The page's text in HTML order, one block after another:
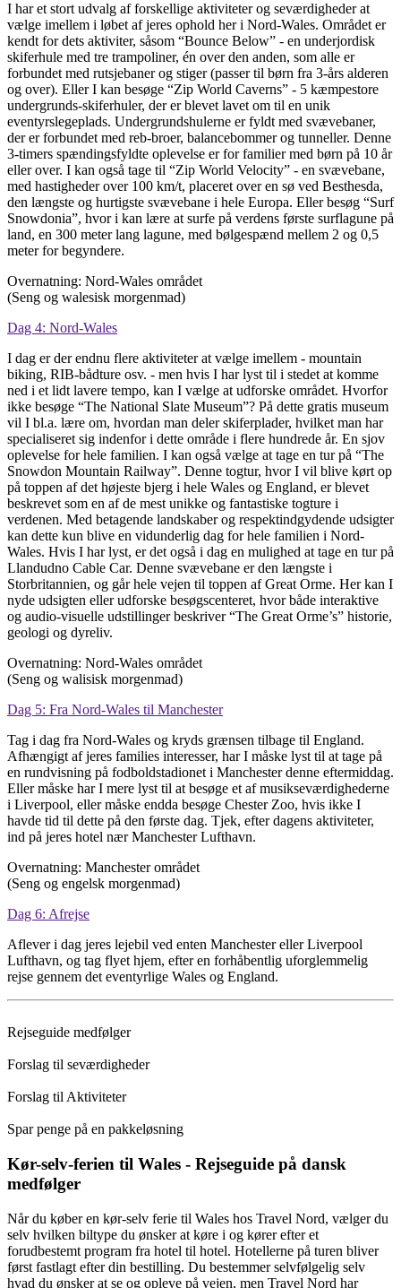
I har et stort udvalg af forskellige aktiviteter og seværdigheder at
vælge imellem i løbet af jeres ophold her i Nord-Wales. Området er
kendt for dets aktiviter, såsom “Bounce Below” - en underjordisk
skiferhule med tre trampoliner, én over den anden, som alle er
forbundet med rutsjebaner og stiger (passer til børn fra 3-års alderen
og over). Eller I kan besøge “Zip World Caverns” - 5 kæmpestore
undergrunds-skiferhuler, der er blevet lavet om til en unik
eventyrslegeplads. Undergrundshulerne er fyldt med svævebaner,
der er forbundet med reb-broer, balancebommer og tunneller. Denne
3-timers spændingsfyldte oplevelse er for familier med børn på 10 år
eller over. I kan også tage til “Zip World Velocity” - en svævebane,
med hastigheder over 100 km/t, placeret over en sø ved Besthesda,
den længste og hurtigste svævebane i hele Europa. Eller besøg “Surf
Snowdonia”, hvor i kan lære at surfe på verdens første surflagune på
land, en 300 meter lang lagune, med bølgespænd mellem 2 og 0,5
meter for begyndere.
Overnatning: Nord-Wales området
(Seng og walesisk morgenmad)
Dag 4: Nord-Wales
I dag er der endnu flere aktiviteter at vælge imellem - mountain
biking, RIB-bådture osv. - men hvis I har lyst til i stedet at komme
ned i et lidt lavere tempo, kan I vælge at udforske området. Hvorfor
ikke besøge “The National Slate Museum”? På dette gratis museum
vil I bl.a. lære om, hvordan man deler skiferplader, hvilket man har
specialiseret sig indenfor i dette område i flere hundrede år. En sjov
oplevelse for hele familien. I kan også vælge at tage en tur på “The
Snowdon Mountain Railway”. Denne togtur, hvor I vil blive kørt op
på toppen af det højeste bjerg i hele Wales og England, er blevet
beskrevet som en af de mest unikke og fantastiske togture i
verdenen. Med betagende landskaber og respektindgydende udsigter
kan dette kun blive en vidunderlig dag for hele familien i Nord-
Wales. Hvis I har lyst, er det også i dag en mulighed at tage en tur på
Llandudno Cable Car. Denne svævebane er den længste i
Storbritannien, og går hele vejen til toppen af Great Orme. Her kan I
nyde udsigten eller udforske besøgscenteret, hvor både interaktive
og audio-visuelle udstillinger beskriver “The Great Orme’s” historie,
geologi og dyreliv.
Overnatning: Nord-Wales området
(Seng og walisisk morgenmad)
Dag 5: Fra Nord-Wales til Manchester
Tag i dag fra Nord-Wales og kryds grænsen tilbage til England.
Afhængigt af jeres families interesser, har I måske lyst til at tage på
en rundvisning på fodboldstadionet i Manchester denne eftermiddag.
Eller måske har I mere lyst til at besøge et af musikseværdighederne
i Liverpool, eller måske endda besøge Chester Zoo, hvis ikke I
havde tid til dette på den første dag. Tjek, efter dagens aktiviteter,
ind på jeres hotel nær Manchester Lufthavn.
Overnatning: Manchester området
(Seng og engelsk morgenmad)
Dag 6: Afrejse
Aflever i dag jeres lejebil ved enten Manchester eller Liverpool
Lufthavn, og tag flyet hjem, efter en forhåbentlig uforglemmelig
rejse gennem det eventyrlige Wales og England.
Rejseguide medfølger
Forslag til seværdigheder
Forslag til Aktiviteter
Spar penge på en pakkeløsning
Kør-selv-ferien til Wales - Rejseguide på dansk
medfølger
Når du køber en kør-selv ferie til Wales hos Travel Nord, vælger du
selv hvilken biltype du ønsker at køre i og kører efter et
forudbestemt program fra hotel til hotel. Hotellerne på turen bliver
først fastlagt efter din bestilling. Du bestemmer selvfølgelig selv
hvad du ønsker at se og opleve på vejen, men Travel Nord har